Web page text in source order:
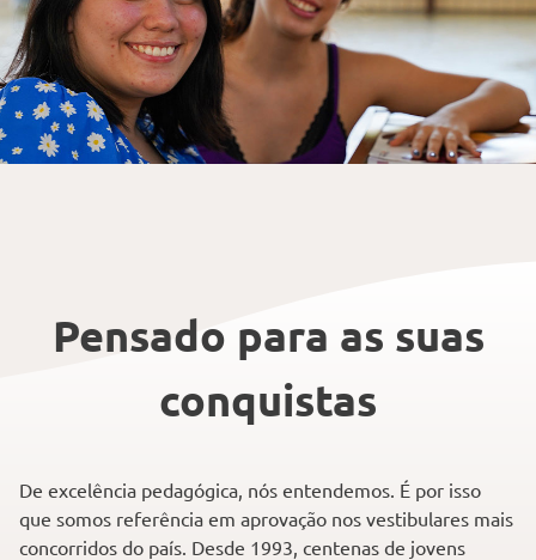
Pensado para as suas
conquistas
De excelência pedagógica, nós entendemos. É por isso
que somos referência em aprovação nos vestibulares mais
concorridos do país. Desde 1993, centenas de jovens